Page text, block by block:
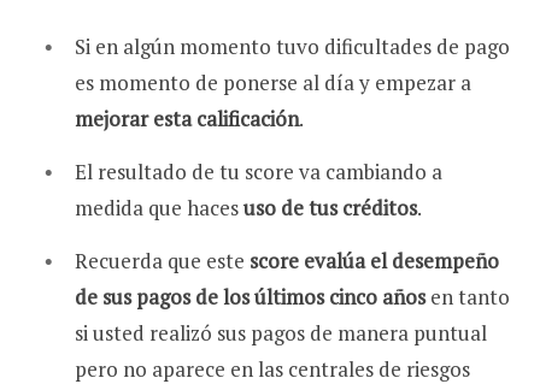
Si en algún momento tuvo dificultades de pago
es momento de ponerse al día y empezar a
mejorar esta calificación.
El resultado de tu score va cambiando a
medida que hacesuso de tus créditos.
Recuerda que este score evalúa el desempeño
de sus pagos de los últimos cinco añosen tanto
si usted realizó sus pagos de manera puntual
pero no aparece en las centrales de riesgos